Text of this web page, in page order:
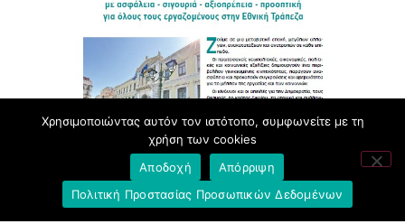
Αρχείο Τραπεζιτικής
Χρησιμοποιώντας αυτόν τον ιστότοπο, συμφωνείτε με τη
χρήση των cookies
Αποδοχή
Απόρριψη
Πολιτική Προστασίας Προσωπικών Δεδομένων